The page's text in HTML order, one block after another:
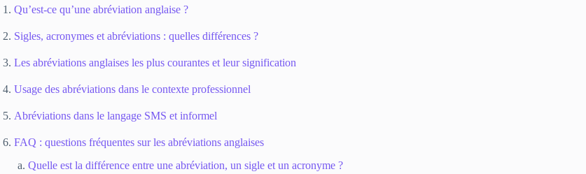
Qu’est-ce qu’une abréviation anglaise ?
Sigles, acronymes et abréviations : quelles différences ?
Les abréviations anglaises les plus courantes et leur signification
Usage des abréviations dans le contexte professionnel
Abréviations dans le langage SMS et informel
FAQ : questions fréquentes sur les abréviations anglaises
Quelle est la différence entre une abréviation, un sigle et un acronyme ?